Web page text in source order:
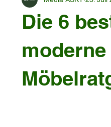
Die 6